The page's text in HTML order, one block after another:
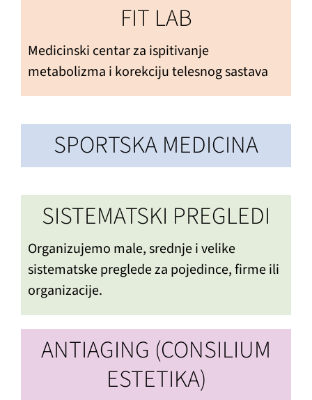
FIT LAB
Medicinski centar za ispitivanje
metabolizma i korekciju telesnog sastava
SPORTSKA MEDICINA
SISTEMATSKI PREGLEDI
Organizujemo male, srednje i velike
sistematske preglede za pojedince, firme ili
organizacije.
ANTIAGING (CONSILIUM
ESTETIKA)